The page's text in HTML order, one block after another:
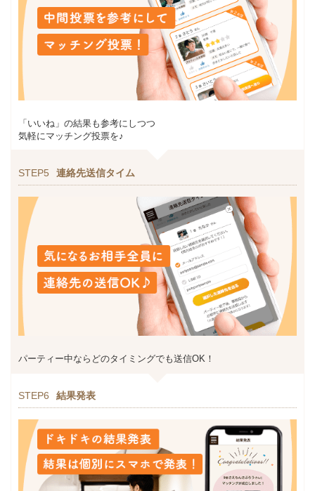
「いいね」の結果も参考にしつつ
気軽にマッチング投票を♪
STEP5 連絡先送信タイム
パーティー中ならどのタイミングでも送信OK！
STEP6 結果発表